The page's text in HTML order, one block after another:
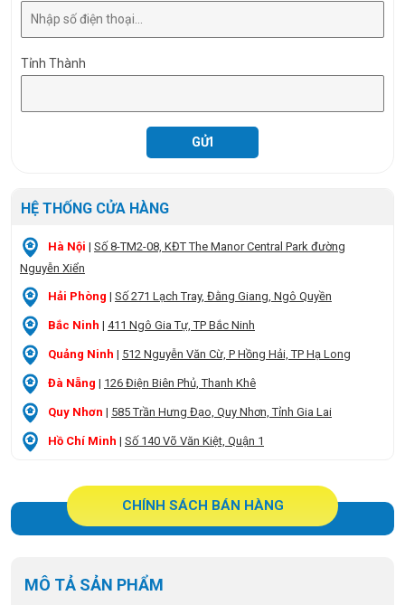
Tỉnh Thành
HỆ THỐNG CỬA HÀNG
Hà Nội | Số 8-TM2-08, KĐT The Manor Central Park đường
Nguyễn Xiển
Hải Phòng | Số 271 Lạch Tray, Đằng Giang, Ngô Quyền
Bắc Ninh | 411 Ngô Gia Tự, TP Bắc Ninh
Quảng Ninh | 512 Nguyễn Văn Cừ, P Hồng Hải, TP Hạ Long
Đà Nẵng | 126 Điện Biên Phủ, Thanh Khê
Quy Nhơn | 585 Trần Hưng Đạo, Quy Nhơn, Tỉnh Gia Lai
Hồ Chí Minh | Số 140 Võ Văn Kiệt, Quận 1
CHÍNH SÁCH BÁN HÀNG
MÔ TẢ SẢN PHẨM